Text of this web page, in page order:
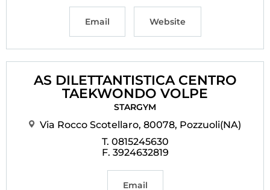
Email Website
AS DILETTANTISTICA CENTRO
TAEKWONDO VOLPE
STARGYM
Via Rocco Scotellaro, 80078, Pozzuoli(NA)
T. 0815245630
F. 3924632819
Email